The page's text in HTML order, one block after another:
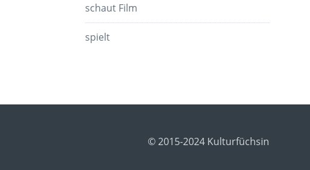
schaut Film
spielt
© 2015-2024 Kulturfüchsin